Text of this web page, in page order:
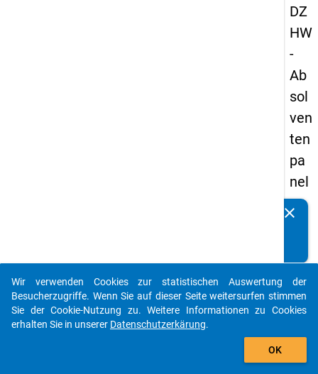
DZ
HW
-
Ab
sol
ven
ten
pa
nel
s
-
ers
te
clear
auto_stories
add_shopping_cart
Wir verwenden Cookies zur statistischen Auswertung der
Besucherzugriffe. Wenn Sie auf dieser Seite weitersurfen stimmen
Sie der Cookie-Nutzung zu. Weitere Informationen zu Cookies
erhalten Sie in unserer Datenschutzerkärung.
OK